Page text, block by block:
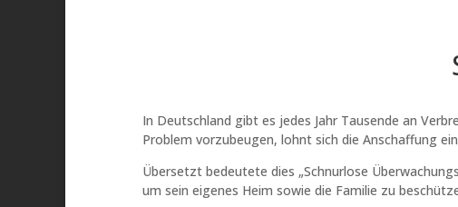
In Deutschland gibt es jedes Jahr Tausende an
Problem vorzubeugen, lohnt sich die Anschaffung
Übersetzt bedeutete dies „Schnurlose
um sein eigenes Heim sowie die Familie zu